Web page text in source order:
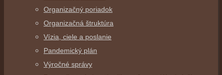
Organizačný poriadok
Organizačná štruktúra
Vízia, ciele a poslanie
Pandemický plán
Výročné správy